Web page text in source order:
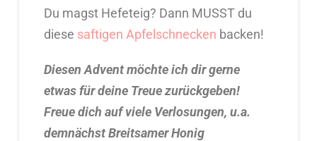
Du magst Hefeteig? Dann MUSST du
diese saftigen Apfelschnecken backen!
Diesen Advent möchte ich dir gerne
etwas für deine Treue zurückgeben!
Freue dich auf viele Verlosungen, u.a.
demnächst Breitsamer Honig